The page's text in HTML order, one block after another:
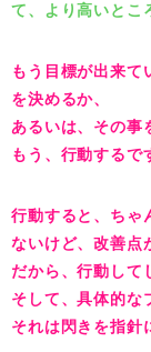
て、より高いとこ
もう目標が出来て
を決めるか、
あるいは、その事
もう、行動するで
行動すると、ちゃ
ないけど、改善点
だから、行動して
そして、具体的な
それは閃きを指針